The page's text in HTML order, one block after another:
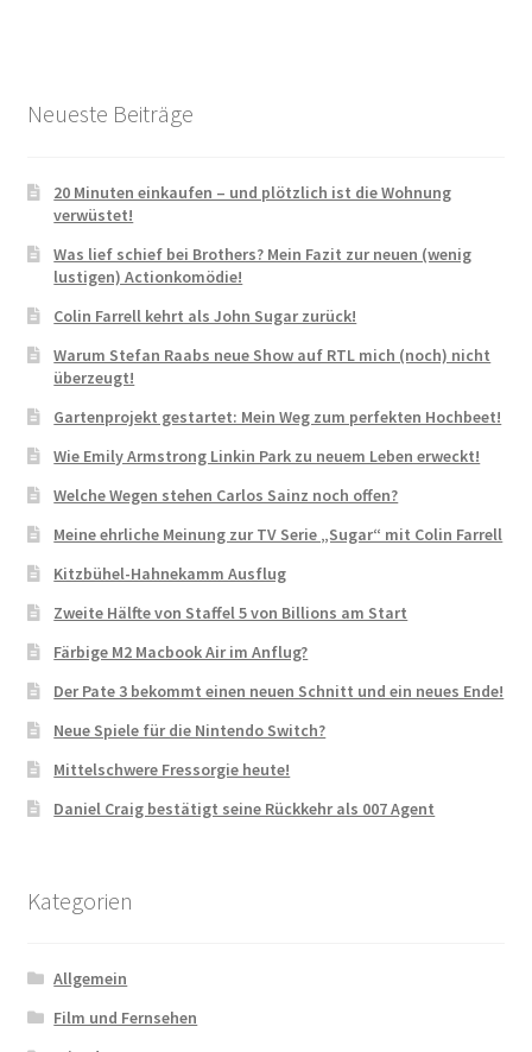
Neueste Beiträge
20 Minuten einkaufen – und plötzlich ist die Wohnung
verwüstet!
Was lief schief bei Brothers? Mein Fazit zur neuen (wenig
lustigen) Actionkomödie!
Colin Farrell kehrt als John Sugar zurück!
Warum Stefan Raabs neue Show auf RTL mich (noch) nicht
überzeugt!
Gartenprojekt gestartet: Mein Weg zum perfekten Hochbeet!
Wie Emily Armstrong Linkin Park zu neuem Leben erweckt!
Welche Wegen stehen Carlos Sainz noch offen?
Meine ehrliche Meinung zur TV Serie „Sugar“ mit Colin Farrell
Kitzbühel-Hahnekamm Ausflug
Zweite Hälfte von Staffel 5 von Billions am Start
Färbige M2 Macbook Air im Anflug?
Der Pate 3 bekommt einen neuen Schnitt und ein neues Ende!
Neue Spiele für die Nintendo Switch?
Mittelschwere Fressorgie heute!
Daniel Craig bestätigt seine Rückkehr als 007 Agent
Kategorien
Allgemein
Film und Fernsehen